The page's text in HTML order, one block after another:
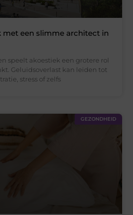
met een slimme architect in
speelt akoestiek een grotere rol
Geluidsoverlast kan leiden tot
stress of zelfs
GEZONDHEID